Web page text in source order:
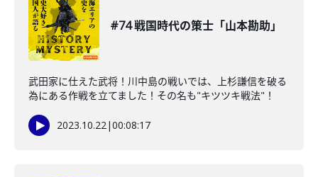
#74 戦国時代の策士「山本勘助」
武田家に仕えた武将！川中島の戦いでは、上杉謙信を破る
為にある作戦を立てました！その名も"キツツキ戦法"！
2023.10.22|00:08:17